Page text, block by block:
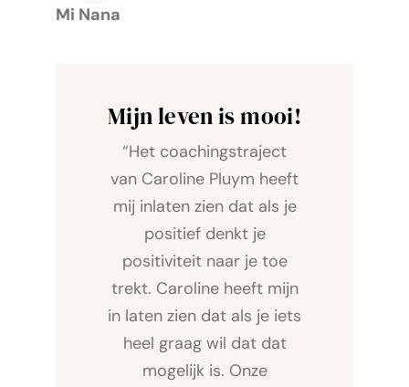
Mi Nana
Mijn leven is mooi!
“Het coachingstraject
van Caroline Pluym heeft
mij inlaten zien dat als je
positief denkt je
positiviteit naar je toe
trekt. Caroline heeft mijn
in laten zien dat als je iets
heel graag wil dat dat
mogelijk is. Onze